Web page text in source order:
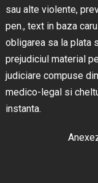
sau alte violente,
pen., text in baza
obligarea sa la plata
prejudiciul material
judiciare compuse
medico-legal si
instanta.